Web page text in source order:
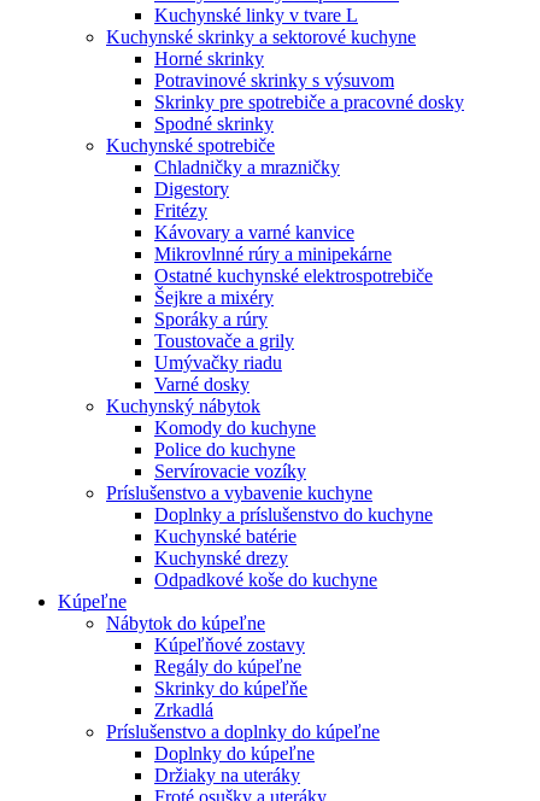
Kuchynské linky v tvare L
Kuchynské skrinky a sektorové kuchyne
Horné skrinky
Potravinové skrinky s výsuvom
Skrinky pre spotrebiče a pracovné dosky
Spodné skrinky
Kuchynské spotrebiče
Chladničky a mrazničky
Digestory
Fritézy
Kávovary a varné kanvice
Mikrovlnné rúry a minipekárne
Ostatné kuchynské elektrospotrebiče
Šejkre a mixéry
Sporáky a rúry
Toustovače a grily
Umývačky riadu
Varné dosky
Kuchynský nábytok
Komody do kuchyne
Police do kuchyne
Servírovacie vozíky
Príslušenstvo a vybavenie kuchyne
Doplnky a príslušenstvo do kuchyne
Kuchynské batérie
Kuchynské drezy
Odpadkové koše do kuchyne
Kúpeľne
Nábytok do kúpeľne
Kúpeľňové zostavy
Regály do kúpeľne
Skrinky do kúpeľňe
Zrkadlá
Príslušenstvo a doplnky do kúpeľne
Doplnky do kúpeľne
Držiaky na uteráky
Froté osušky a uteráky